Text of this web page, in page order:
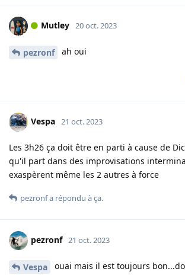
Mutley 20 oct. 2023
pezronf ah oui
Vespa 21 oct. 2023
Les 3h26 ça doit être en parti à cause de
qu'il part dans des improvisations
exaspèrent même les 2 autres à force
pezronfa répondu à ça.
pezronf 21 oct. 2023
Vespa ouai mais il est toujours